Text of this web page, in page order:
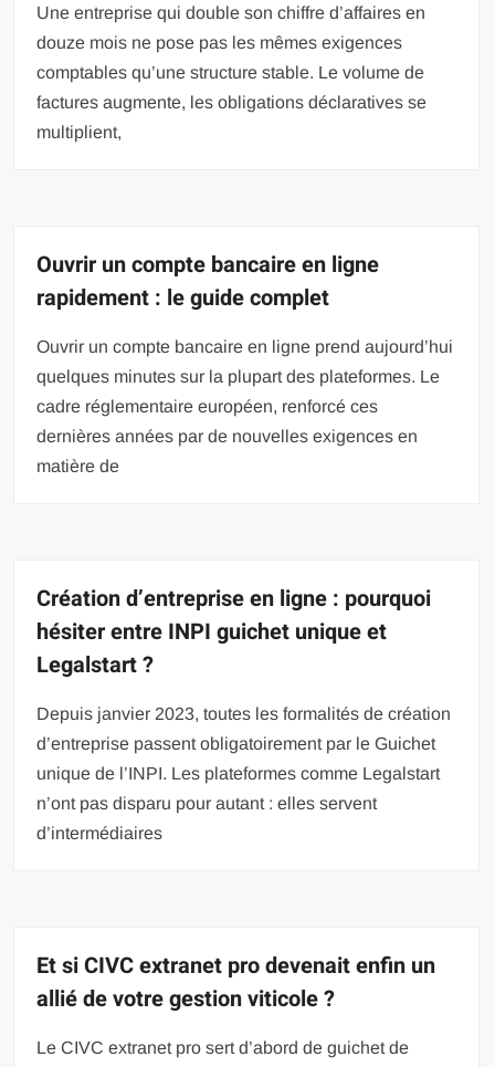
Une entreprise qui double son chiffre d’affaires en
douze mois ne pose pas les mêmes exigences
comptables qu’une structure stable. Le volume de
factures augmente, les obligations déclaratives se
multiplient,
Ouvrir un compte bancaire en ligne
rapidement : le guide complet
Ouvrir un compte bancaire en ligne prend aujourd’hui
quelques minutes sur la plupart des plateformes. Le
cadre réglementaire européen, renforcé ces
dernières années par de nouvelles exigences en
matière de
Création d’entreprise en ligne : pourquoi
hésiter entre INPI guichet unique et
Legalstart ?
Depuis janvier 2023, toutes les formalités de création
d’entreprise passent obligatoirement par le Guichet
unique de l’INPI. Les plateformes comme Legalstart
n’ont pas disparu pour autant : elles servent
d’intermédiaires
Et si CIVC extranet pro devenait enfin un
allié de votre gestion viticole ?
Le CIVC extranet pro sert d’abord de guichet de